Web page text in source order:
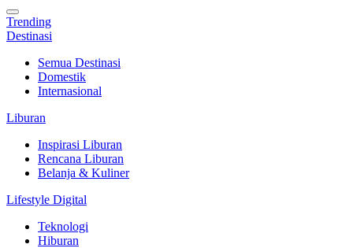
Trending
Destinasi
Semua Destinasi
Domestik
Internasional
Liburan
Inspirasi Liburan
Rencana Liburan
Belanja & Kuliner
Lifestyle Digital
Teknologi
Hiburan